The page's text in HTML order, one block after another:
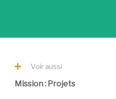
Voir aussi
Mission : Projets